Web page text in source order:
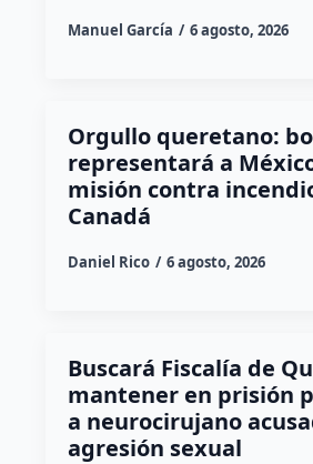
Manuel García 6 agosto, 2026
Orgullo queretano:
representará a
misión contra
Canadá
Daniel Rico 6 agosto, 2026
Buscará Fiscalía de
mantener en prisión
a neurocirujano
agresión sexual